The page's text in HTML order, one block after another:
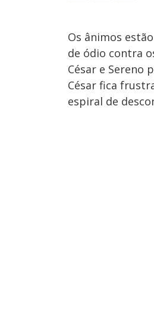
Os ânimos
de ódio contra
César e Sereno
César fica
espiral de